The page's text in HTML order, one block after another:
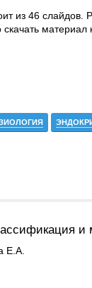
из 46
материал
и
Е.А.